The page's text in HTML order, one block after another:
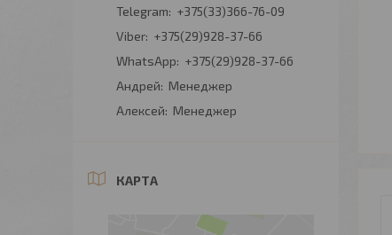
+375(33)366-76-09
+375(29)928-37-66
+375(29)928-37-66
Андрей
Менеджер
Алексей
Менеджер
КАРТА